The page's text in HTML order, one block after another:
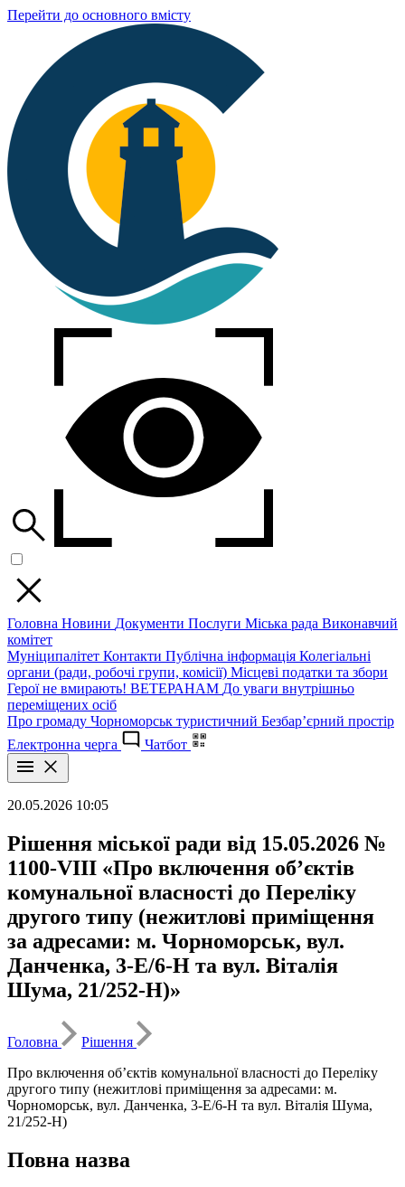
Перейти до основного вмісту
Головна Новини Документи Послуги Міська рада Виконавчий
комітет
Муніципалітет Контакти Публічна інформація Колегіальні
органи (ради, робочі групи, комісії) Місцеві податки та збори
Герої не вмирають! ВЕТЕРАНАМ До уваги внутрішньо
переміщених осіб
Про громаду Чорноморськ туристичний Безбар’єрний простір
Електронна черга
Чатбот
20.05.2026 10:05
Рішення міської ради від 15.05.2026 №
1100-VIII «Про включення об’єктів
комунальної власності до Переліку
другого типу (нежитлові приміщення
за адресами: м. Чорноморськ, вул.
Данченка, 3-Е/6-Н та вул. Віталія
Шума, 21/252-Н)»
Головна
Рішення
Про включення об’єктів комунальної власності до Переліку
другого типу (нежитлові приміщення за адресами: м.
Чорноморськ, вул. Данченка, 3-Е/6-Н та вул. Віталія Шума,
21/252-Н)
Повна назва